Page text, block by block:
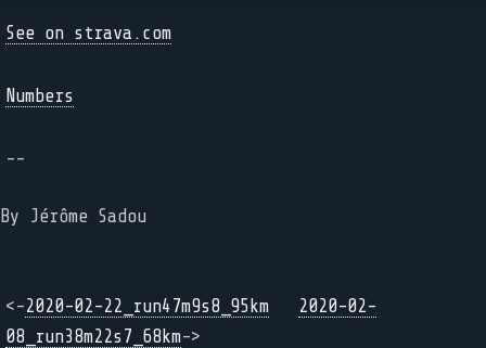
See on strava.com
Numbers
--
By Jérôme Sadou
<-2020-02-22_run47m9s8_95km
2020-02-
08_run38m22s7_68km->